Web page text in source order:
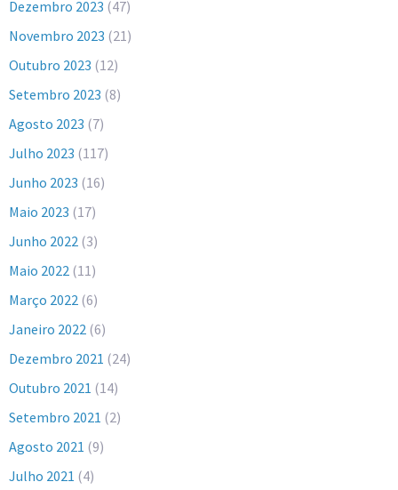
Dezembro 2023 (47)
Novembro 2023 (21)
Outubro 2023 (12)
Setembro 2023 (8)
Agosto 2023 (7)
Julho 2023 (117)
Junho 2023 (16)
Maio 2023 (17)
Junho 2022 (3)
Maio 2022 (11)
Março 2022 (6)
Janeiro 2022 (6)
Dezembro 2021 (24)
Outubro 2021 (14)
Setembro 2021 (2)
Agosto 2021 (9)
Julho 2021 (4)